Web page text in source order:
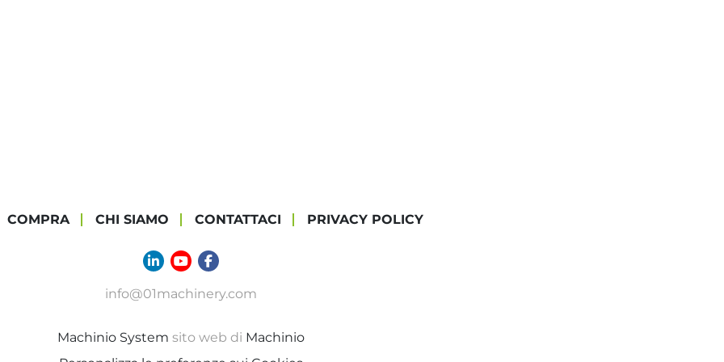
COMPRA CHI SIAMO CONTATTACI PRIVACY POLICY
linkedinyoutubefacebook
info@01machinery.com
Machinio System sito web di Machinio